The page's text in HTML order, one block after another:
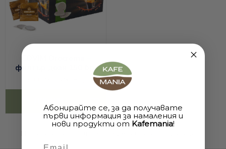
COVIM Orocrema –
филтър дози 150 бр.
Абонирайте се, за да получавате
първи информация за намаления и
нови продукти от Kafemania!